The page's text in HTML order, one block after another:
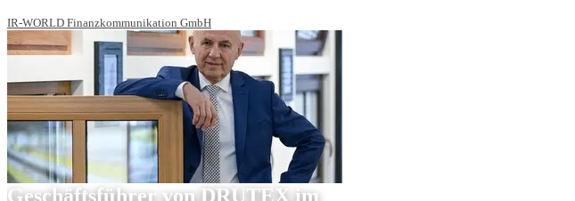
IR-WORLD Finanzkommunikation GmbH
Geschäftsführer von DRUTEX im